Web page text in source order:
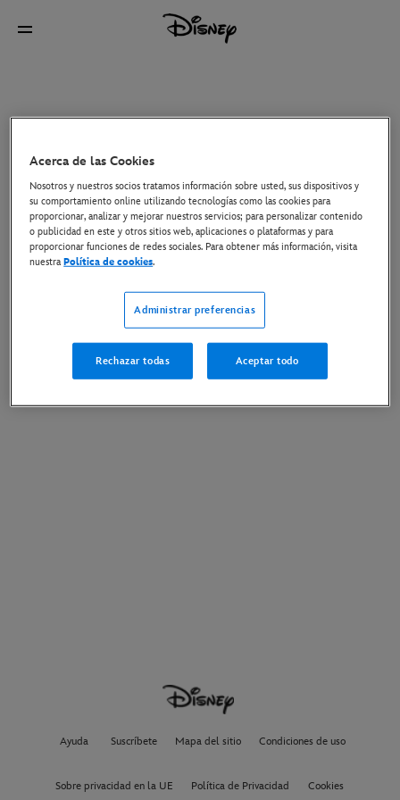
Ayuda Suscríbete Mapa del sitio Condiciones de uso
Sobre privacidad en la UE Política de Privacidad Cookies
Acerca de las Cookies
Nosotros y nuestros socios tratamos información sobre usted, sus dispositivos y
su comportamiento online utilizando tecnologías como las cookies para
proporcionar, analizar y mejorar nuestros servicios; para personalizar contenido
o publicidad en este y otros sitios web, aplicaciones o plataformas y para
proporcionar funciones de redes sociales. Para obtener más información, visita
nuestraPolítica de cookies.
Administrar preferencias
Rechazar todas Aceptar todo